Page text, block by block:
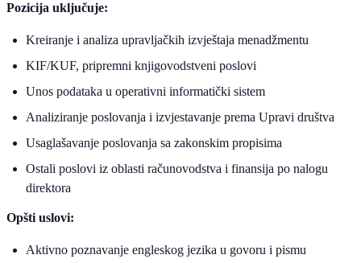
Pozicija uključuje:
Kreiranje i analiza upravljačkih izvještaja menadžmentu
KIF/KUF, pripremni knjigovodstveni poslovi
Unos podataka u operativni informatički sistem
Analiziranje poslovanja i izvjestavanje prema Upravi društva
Usaglašavanje poslovanja sa zakonskim propisima
Ostali poslovi iz oblasti računovodstva i finansija po nalogu
direktora
Opšti uslovi:
Aktivno poznavanje engleskog jezika u govoru i pismu